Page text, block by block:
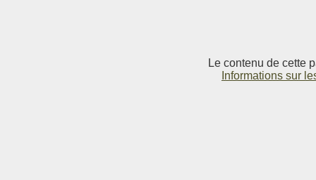
Le contenu de cette
Informations sur